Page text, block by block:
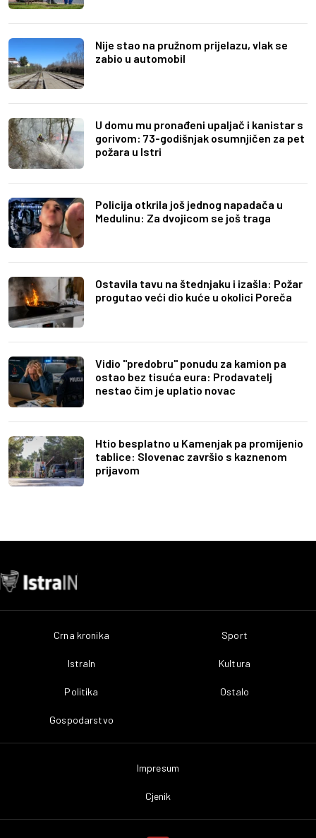
Nije stao na pružnom prijelazu, vlak se
zabio u automobil
U domu mu pronađeni upaljač i kanistar s
gorivom: 73-godišnjak osumnjičen za pet
požara u Istri
Policija otkrila još jednog napadača u
Medulinu: Za dvojicom se još traga
Ostavila tavu na štednjaku i izašla: Požar
progutao veći dio kuće u okolici Poreča
Vidio "predobru" ponudu za kamion pa
ostao bez tisuća eura: Prodavatelj
nestao čim je uplatio novac
Htio besplatno u Kamenjak pa promijenio
tablice: Slovenac završio s kaznenom
prijavom
Crna kronika
IstraIn
Politika
Gospodarstvo
Sport
Kultura
Ostalo
Impresum
Cjenik